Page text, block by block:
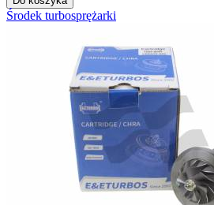
Środek turbosprężarki